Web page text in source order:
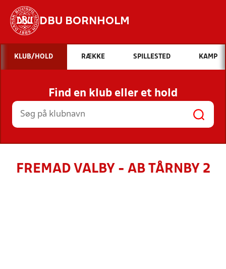
DBU BORNHOLM
Hvad vil du søge efter?
INDHOLD OG NYHEDER
STILLINGER, RESULTATER, KLUBBER OG
HOLD
KLUB/HOLD RÆKKE SPILLESTED KAMP
Find en klub eller et hold
FREMAD VALBY - AB TÅRNBY 2